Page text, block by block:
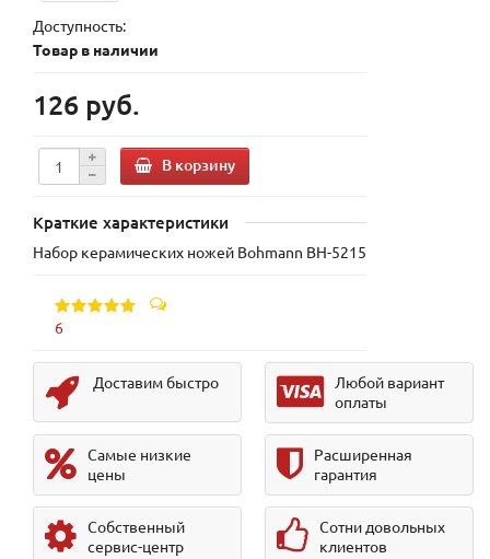
Доступность:
Товар в наличии
126 руб.
В корзину
Краткие характеристики
Набор керамических ножей Bohmann BH-5215
6
Доставим быстро
Любой вариант
оплаты
Самые низкие
цены
Расширенная
гарантия
Собственный
сервис-центр
Сотни довольных
клиентов